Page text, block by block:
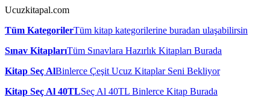
Ucuzkitapal.com
Tüm KategorilerTüm kitap kategorilerine buradan ulaşabilirsin
Sınav KitaplarıTüm Sınavlara Hazırlık Kitapları Burada
Kitap Seç AlBinlerce Çeşit Ucuz Kitaplar Seni Bekliyor
Kitap Seç Al 40TLSeç Al 40TL Binlerce Kitap Burada